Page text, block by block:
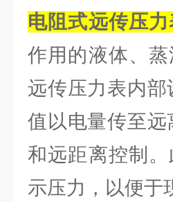
电阻式远传压
作用的液体、
远传压力表内
值以电量传至
和远距离控制
示压力，以便于